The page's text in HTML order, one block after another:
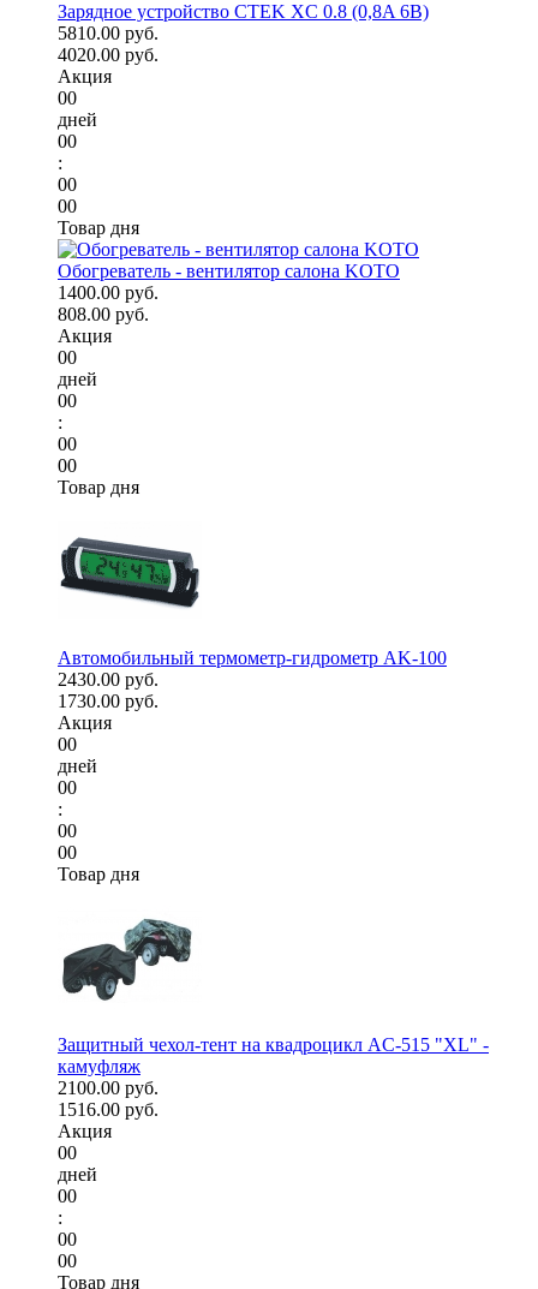
Зарядное устройство CTEK XC 0.8 (0,8A 6В)
5810.00 руб.
4020.00 руб.
Акция
00
дней
00
:
00
00
Товар дня
Обогреватель - вентилятор салона KOTO
1400.00 руб.
808.00 руб.
Акция
00
дней
00
:
00
00
Товар дня
Автомобильный термометр-гидрометр AK-100
2430.00 руб.
1730.00 руб.
Акция
00
дней
00
:
00
00
Товар дня
Защитный чехол-тент на квадроцикл AC-515 "XL" -
камуфляж
2100.00 руб.
1516.00 руб.
Акция
00
дней
00
:
00
00
Товар дня